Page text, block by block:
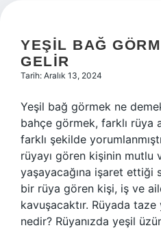
YEŞIL BAĞ
GELIR
Tarih: Aralık 13, 2024
Yeşil bağ görmek ne
bahçe görmek, farklı rüya
farklı şekilde
rüyayı gören kişinin mutlu
yaşayacağına işaret ettiği
bir rüya gören kişi, iş ve
kavuşacaktır. Rüyada
nedir? Rüyanızda yeşil